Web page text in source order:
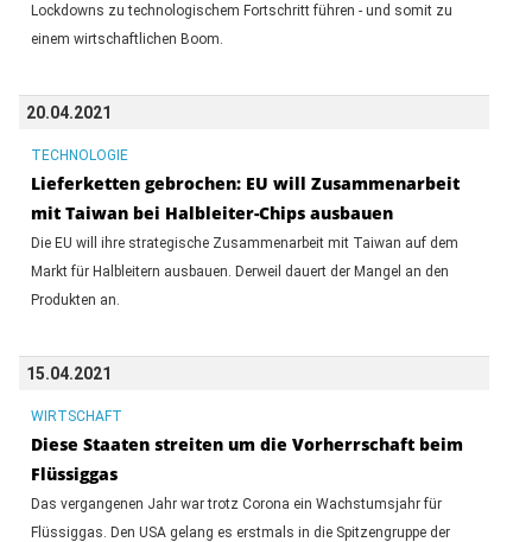
Lockdowns zu technologischem Fortschritt führen - und somit zu
einem wirtschaftlichen Boom.
20.04.2021
TECHNOLOGIE
Lieferketten gebrochen: EU will Zusammenarbeit
mit Taiwan bei Halbleiter-Chips ausbauen
Die EU will ihre strategische Zusammenarbeit mit Taiwan auf dem
Markt für Halbleitern ausbauen. Derweil dauert der Mangel an den
Produkten an.
15.04.2021
WIRTSCHAFT
Diese Staaten streiten um die Vorherrschaft beim
Flüssiggas
Das vergangenen Jahr war trotz Corona ein Wachstumsjahr für
Flüssiggas. Den USA gelang es erstmals in die Spitzengruppe der